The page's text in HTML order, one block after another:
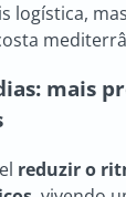
logística,
mais
reduzir o